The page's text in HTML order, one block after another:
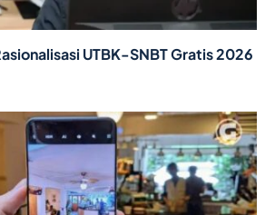
UTBK-SNBT Gratis 2026